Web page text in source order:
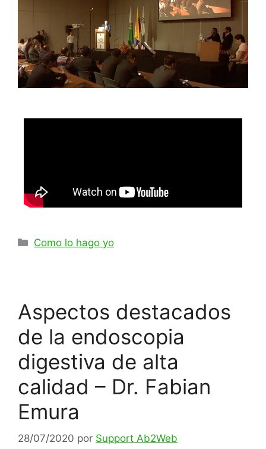
Como lo hago yo
Aspectos destacados
de la endoscopia
digestiva de alta
calidad – Dr. Fabian
Emura
28/07/2020 por Support Ab2Web